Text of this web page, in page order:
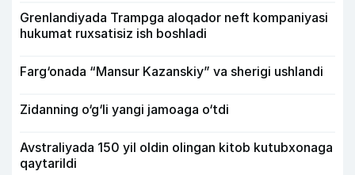
Grenlandiyada Trampga aloqador neft kompaniyasi
hukumat ruxsatisiz ish boshladi
Farg‘onada “Mansur Kazanskiy” va sherigi ushlandi
Zidanning o‘g‘li yangi jamoaga o‘tdi
Avstraliyada 150 yil oldin olingan kitob kutubxonaga
qaytarildi